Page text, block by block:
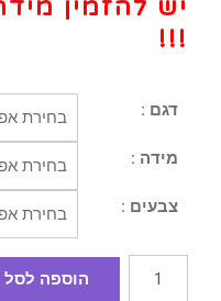
יש להזמין
!!!
דגם :
מידה :
צבעים :
הוספה לסל